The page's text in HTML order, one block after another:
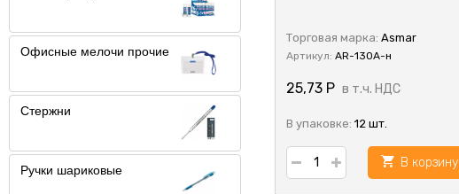
Офисные мелочи прочие
Стержни
Ручки шариковые
Торговая марка: Asmar
Артикул: AR-130A-н
25,73 Р в т.ч. НДС
В упаковке: 12 шт.
В корзину